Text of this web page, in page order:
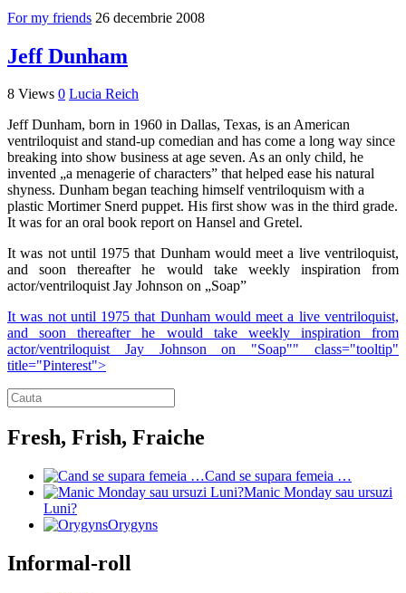
For my friends 26 decembrie 2008
Jeff Dunham
8 Views 0 Lucia Reich
Jeff Dunham, born in 1960 in Dallas, Texas, is an American
ventriloquist and stand-up comedian and has come a long way since
breaking into show business at age seven. As an only child, he
invented „a menagerie of characters” that helped ease his natural
shyness. Dunham began teaching himself ventriloquism with a
plastic Mortimer Snerd puppet. His first show was in the third grade.
It was for an oral book report on Hansel and Gretel.
It was not until 1975 that Dunham would meet a live ventriloquist,
and soon thereafter he would take weekly inspiration from
actor/ventriloquist Jay Johnson on „Soap”
It was not until 1975 that Dunham would meet a live ventriloquist,
and soon thereafter he would take weekly inspiration from
actor/ventriloquist Jay Johnson on "Soap"" class="tooltip"
title="Pinterest">
Fresh, Frish, Fraiche
Cand se supara femeia …
Manic Monday sau ursuzi
Luni?
Orygyns
Informal-roll